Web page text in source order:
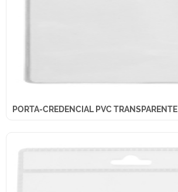
PORTA-CREDENCIAL PVC TRANSPARENTE